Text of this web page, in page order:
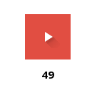
49